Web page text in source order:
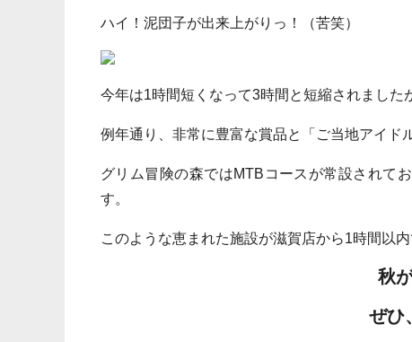
ハイ！泥団子が出来上がりっ！（苦笑）
今年は1時間短くなって3時間と短縮されました
例年通り、非常に豊富な賞品と「ご当地アイド
グリム冒険の森ではMTBコースが常設されて
す。
このような恵まれた施設が滋賀店から1時間以
秋
ぜひ